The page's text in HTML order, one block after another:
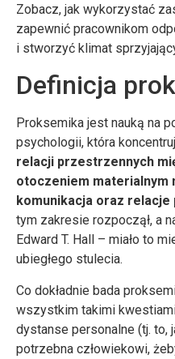
Zobacz, jak wykorzystać
zapewnić pracownikom
i stworzyć klimat
Definicja
Proksemika jest nauką na
psychologii, która
relacji przestrzennych
otoczeniem materialnym
komunikacja oraz
tym zakresie rozpoczął, a
Edward T. Hall – miało to
ubiegłego stulecia.
Co dokładnie bada
wszystkim takimi
dystanse personalne (tj.
potrzebna człowiekowi,